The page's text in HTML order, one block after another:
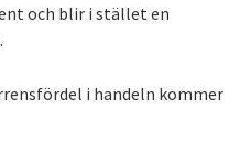
och blir i stället en
i handeln kommer